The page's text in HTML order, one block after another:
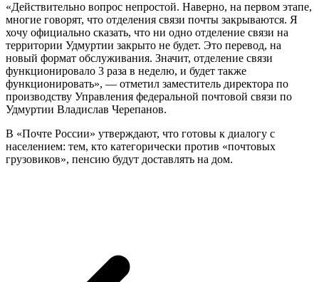
«Действительно вопрос непростой. Наверно, на первом этапе,
многие говорят, что отделения связи почты закрываются. Я
хочу официально сказать, что ни одно отделение связи на
территории Удмуртии закрыто не будет. Это перевод, на
новый формат обслуживания. Значит, отделение связи
функционировало 3 раза в неделю, и будет также
функционировать», — отметил заместитель директора по
производству Управления федеральной почтовой связи по
Удмуртии Владислав Черепанов.
В «Почте России» утверждают, что готовы к диалогу с
населением: тем, кто категорически против «почтовых
грузовиков», пенсию будут доставлять на дом.